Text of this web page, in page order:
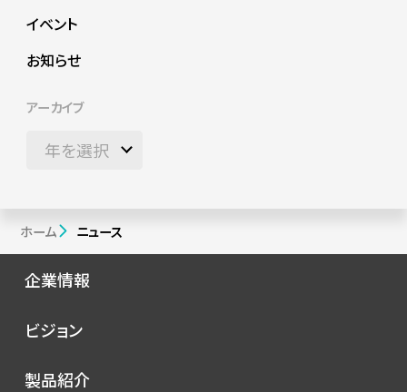
イベント
お知らせ
アーカイブ
ホーム ニュース
企業情報
会社概要
ビジョン
トップメッセージ
製品紹介